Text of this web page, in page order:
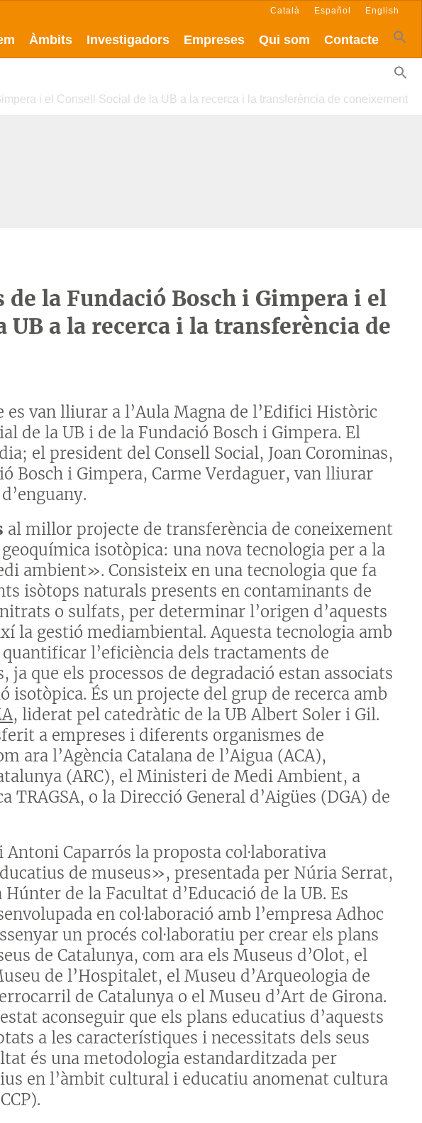
Àmbits Investigadors Empreses Qui som Contacte
Català Español English
i el Consell Social de la UB a la recerca i la transferència de coneixement
la Fundació Bosch i Gimpera i el
UB a la recerca i la transferència de
es van lliurar a l’Aula Magna de l’Edifici Històric
de la UB i de la Fundació Bosch i Gimpera. El
el president del Consell Social, Joan Corominas,
Bosch i Gimpera, Carme Verdaguer, van lliurar
al millor projecte de transferència de coneixement
isotòpica: una nova tecnologia per a la
ambient». Consisteix en una tecnologia que fa
isòtops naturals presents en contaminants de
o sulfats, per determinar l’origen d’aquests
la gestió mediambiental. Aquesta tecnologia amb
l’eficiència dels tractaments de
que els processos de degradació estan associats
isotòpica. És un projecte del grup de recerca amb
, liderat pel catedràtic de la UB Albert Soler i Gil.
a empreses i diferents organismes de
ara l’Agència Catalana de l’Aigua (ACA),
(ARC), el Ministeri de Medi Ambient, a
TRAGSA, o la Direcció General d’Aigües (DGA) de
Caparrós la proposta col·laborativa
de museus», presentada per Núria Serrat,
de la Facultat d’Educació de la UB. Es
en col·laboració amb l’empresa Adhoc
un procés col·laboratiu per crear els plans
de Catalunya, com ara els Museus d’Olot, el
de l’Hospitalet, el Museu d’Arqueologia de
de Catalunya o el Museu d’Art de Girona.
aconseguir que els plans educatius d’aquests
a les característiques i necessitats dels seus
és una metodologia estandarditzada per
en l’àmbit cultural i educatiu anomenat cultura